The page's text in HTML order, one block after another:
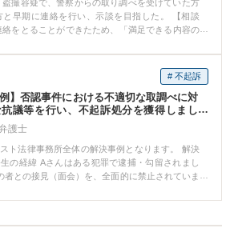
盗撮容疑で、警察からの取り調べを受けていた方
早期に連絡を行い、示談を目指した。 【相談
をとることができたため、「満足できる内容の
事件処理を行うことができた。 【ポイント】 盗
「被害者がいる犯罪」は、被害者といかに早く示
、警察や検察の処分を決定します。そのため、依
することがないよう、被害者と誠実に示談交渉
。
# 不起訴
例】否認事件における不適切な取調べに対
議等を行い、不起訴処分を獲得しまし
護士
ト法律事務所全体の解決事例となります。 解決
の経緯 Aさんはある犯罪で逮捕・勾留されまし
者との接見（面会）を、全面的に禁止されていま
ここに取り調べ状況を逐一記録するようお願い